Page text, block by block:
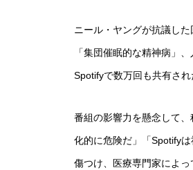
ニール・ヤングが抗議し
「集団催眠的な精神病」
Spotifyで数万回も共有され
番組の影響力を懸念して
化的に危険だ」「Spotify
傷つけ、医療専門家によ